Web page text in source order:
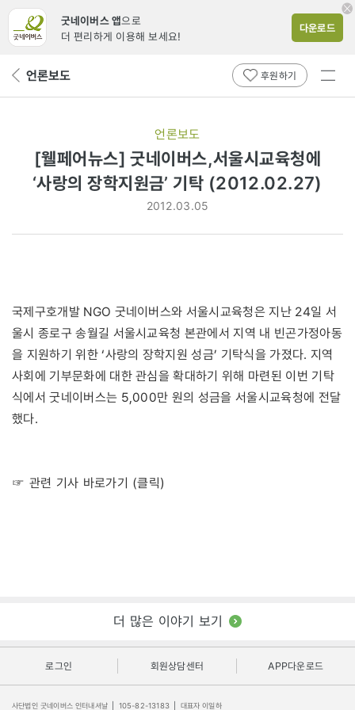
굿네이버스 앱으로
더 편리하게 이용해 보세요!
다운로드
뒤 언론보도 후원하기
전체
언론보도
[웰페어뉴스] 굿네이버스,서울시교육청에
‘사랑의 장학지원금’ 기탁 (2012.02.27)
2012.03.05
국제구호개발 NGO 굿네이버스와 서울시교육청은 지난 24일 서
울시 종로구 송월길 서울시교육청 본관에서 지역 내 빈곤가정아동
을 지원하기 위한 ‘사랑의 장학지원 성금’ 기탁식을 가졌다. 지역
사회에 기부문화에 대한 관심을 확대하기 위해 마련된 이번 기탁
식에서 굿네이버스는 5,000만 원의 성금을 서울시교육청에 전달
했다.
☞ 관련 기사 바로가기 (클릭)
더 많은 이야기 보기
로그인 회원상담센터 APP다운로드
사단법인 굿네이버스 인터내셔날 105-82-13183 대표자 이일하